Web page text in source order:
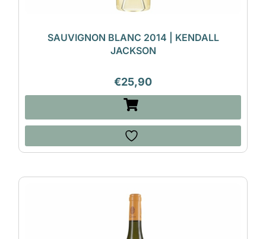
SAUVIGNON BLANC 2014 | KENDALL
JACKSON
€25,90